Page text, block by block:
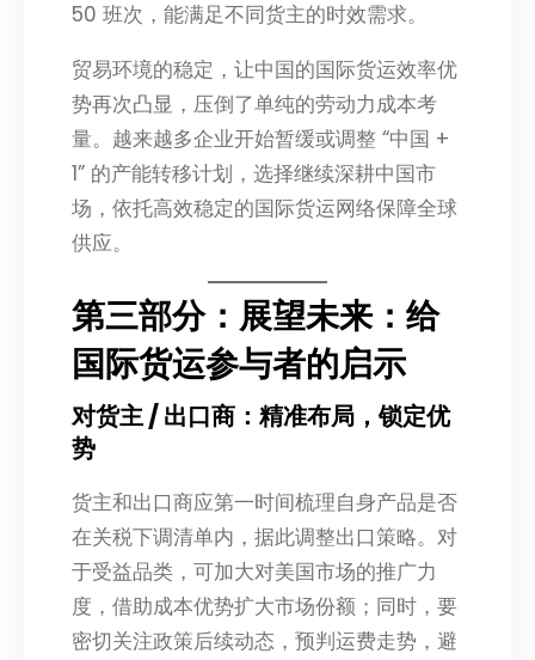
50 班次，能满足不同货主的时效需求。
贸易环境的稳定，让中国的国际货运效率优
势再次凸显，压倒了单纯的劳动力成本考
量。越来越多企业开始暂缓或调整 “中国 +
1” 的产能转移计划，选择继续深耕中国市
场，依托高效稳定的国际货运网络保障全球
供应。
第三部分：展望未来：给
国际货运参与者的启示
对货主 / 出口商：精准布局，锁定优
势
货主和出口商应第一时间梳理自身产品是否
在关税下调清单内，据此调整出口策略。对
于受益品类，可加大对美国市场的推广力
度，借助成本优势扩大市场份额；同时，要
密切关注政策后续动态，预判运费走势，避